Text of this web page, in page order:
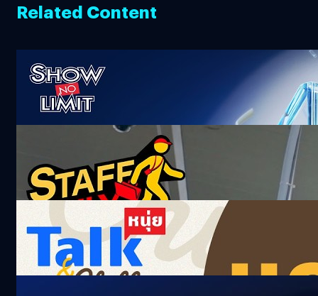
Related Content
ถ่ายทอดสดงานประกาศรางวัล “The 2nd bt
Awards : The Impact Makers”
3.2k views 4 months ago
ก่อนถึงหน้าร้าน หลังบ้านก็สำคัญ พนักงาน
กระจายสินค้า 7-11 | Staff Only
215.9k views 2 months ago
แกรดไอดอล เพื่อไปท่องโลกกว้าง ‘เฌอปราง
อารีย์กุล’ | หนุ่ยTalk and Chill
16.8k views 1 month ago